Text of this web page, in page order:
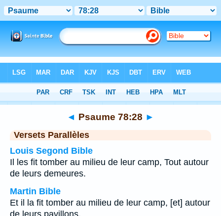
Chapitre 78> Verset 28
◄ Psaume 78:28 ►
Versets Parallèles
Louis Segond Bible
Il les fit tomber au milieu de leur camp, Tout autour
de leurs demeures.
Martin Bible
Et il la fit tomber au milieu de leur camp, [et] autour
de leurs pavillons.